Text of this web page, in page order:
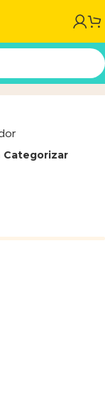
Categorizar